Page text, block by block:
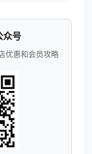
众号
优惠和会员攻略